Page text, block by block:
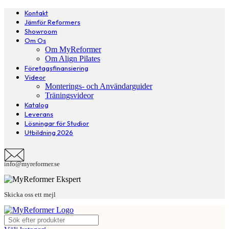
Kontakt
Jämför Reformers
Showroom
Om Os
Om MyReformer
Om Align Pilates
Företagsfinansiering
Videor
Monterings- och Användarguider
Träningsvideor
Katalog
Leverans
Lösningar för Studior
Utbildning 2026
info@myreformer.se
Skicka oss ett mejl